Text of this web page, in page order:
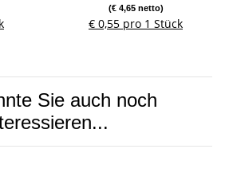
(€ 4,65 netto)
€ 0,55 pro 1 Stück
Sie auch noch